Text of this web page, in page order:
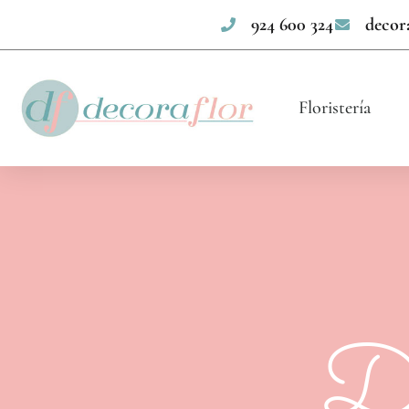
924 600 324
Floristería